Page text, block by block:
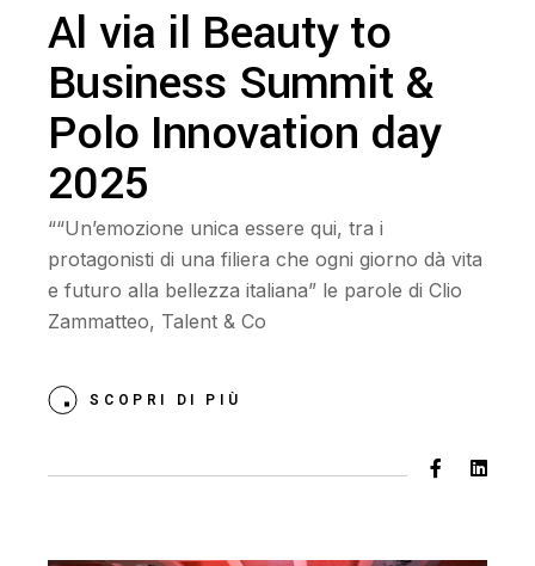
Al via il Beauty to
Business Summit &
Polo Innovation day
2025
““Un’emozione unica essere qui, tra i
protagonisti di una filiera che ogni giorno dà vita
e futuro alla bellezza italiana” le parole di Clio
Zammatteo, Talent & Co
SCOPRI DI PIÙ